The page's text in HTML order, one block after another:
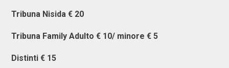
Tribuna Nisida € 20
Tribuna Family Adulto € 10/ minore € 5
Distinti € 15